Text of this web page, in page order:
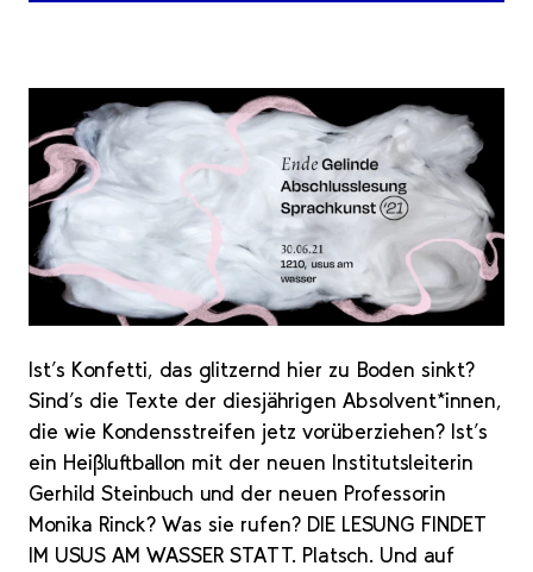
Ist’s Konfetti, das glitzernd hier zu Boden sinkt?
Sind’s die Texte der diesjährigen Absolvent*innen,
die wie Kondensstreifen jetz vorüberziehen? Ist’s
ein Heißluftballon mit der neuen Institutsleiterin
Gerhild Steinbuch und der neuen Professorin
Monika Rinck? Was sie rufen? DIE LESUNG FINDET
IM USUS AM WASSER STATT. Platsch. Und auf